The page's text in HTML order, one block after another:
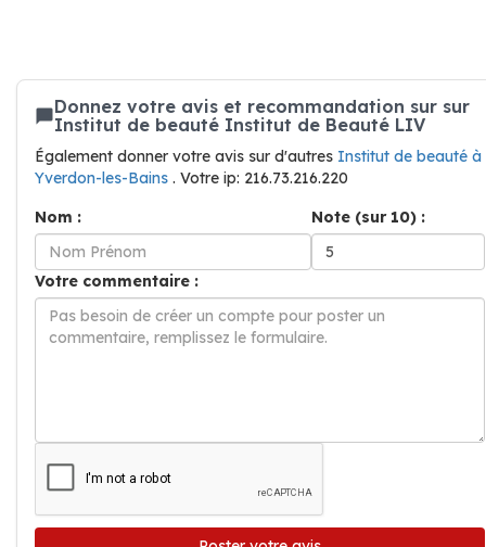
Donnez votre avis et recommandation sur sur
Institut de beauté Institut de Beauté LIV
Également donner votre avis sur d'autres Institut de beauté à
Yverdon-les-Bains . Votre ip: 216.73.216.220
Nom :
Note (sur 10) :
Votre commentaire :